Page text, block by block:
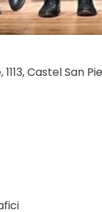
Castel San